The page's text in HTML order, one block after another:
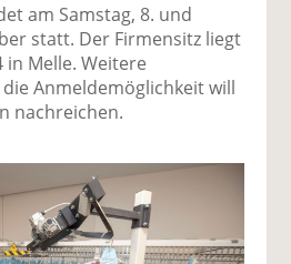
am Samstag, 8. und
statt. Der Firmensitz liegt
in Melle. Weitere
Anmeldemöglichkeit will
nachreichen.